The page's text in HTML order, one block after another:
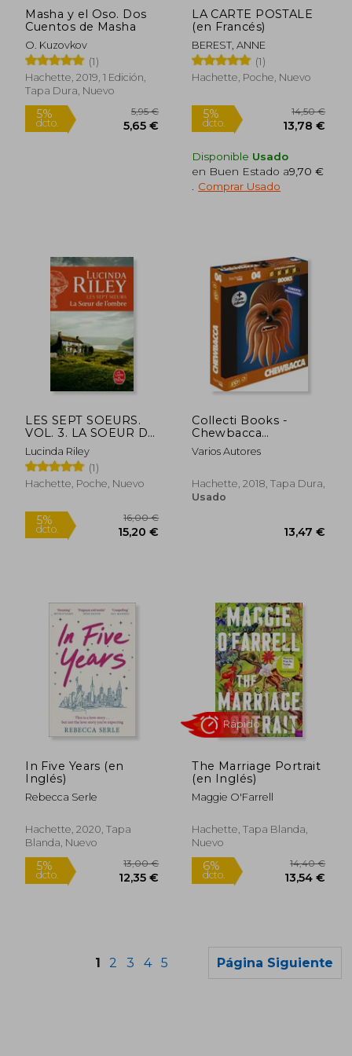
5%
dcto.
Masha y el Oso. Dos
Cuentos de Masha
O. Kuzovkov
(1)
Hachette, 2019, 1 Edición,
Tapa Dura, Nuevo
LA CARTE POSTALE
(en Francés)
BEREST, ANNE
(1)
Hachette, Poche, Nuevo
Disponible Usado
en Buen Estado a9,70 €
Comprar Usado
LES SEPT SOEURS.
VOL. 3. LA SOEUR DE
L'OMBRE : STAR (en
Francés)
Lucinda Riley
(1)
Hachette, Poche, Nuevo
Collecti Books -
Chewbacca
(Hachette Heroes -
Star Wars -
Varios Autores
Hachette, 2018, Tapa Dura,
Usado
In Five Years (en
Inglés)
Rebecca Serle
Hachette, 2020, Tapa
Blanda, Nuevo
The Marriage Portrait
(en Inglés)
Maggie O'Farrell
Hachette, Tapa Blanda,
Nuevo
1 2 3 4 5 Página Siguiente